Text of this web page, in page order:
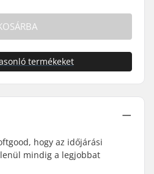
termékeket
hogy az időjárási
mindig a legjobbat